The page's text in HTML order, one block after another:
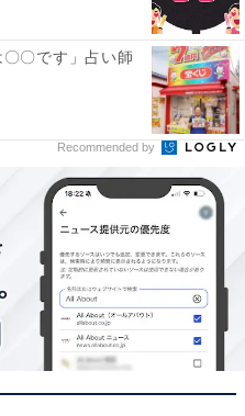
快！ 空欄に共通する「2
う
〇〇です」占い師
Recommended by